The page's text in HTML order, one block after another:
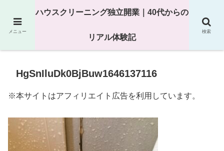
25年以上の現場経験をもとにハウスクリーニング独立の現実
HgSnIluDk0BjBuw1646137116
※本サイトはアフィリエイト広告を利用しています。
メニュー
ハウスクリーニング独立開業｜40代からの
リアル体験記
検索